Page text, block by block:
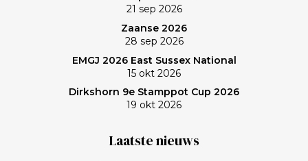
21 sep 2026
Zaanse 2026
28 sep 2026
EMGJ 2026 East Sussex National
15 okt 2026
Dirkshorn 9e Stamppot Cup 2026
19 okt 2026
Laatste nieuws